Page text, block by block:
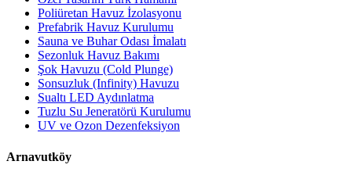
Poliüretan Havuz İzolasyonu
Prefabrik Havuz Kurulumu
Sauna ve Buhar Odası İmalatı
Sezonluk Havuz Bakımı
Şok Havuzu (Cold Plunge)
Sonsuzluk (Infinity) Havuzu
Sualtı LED Aydınlatma
Tuzlu Su Jeneratörü Kurulumu
UV ve Ozon Dezenfeksiyon
Arnavutköy